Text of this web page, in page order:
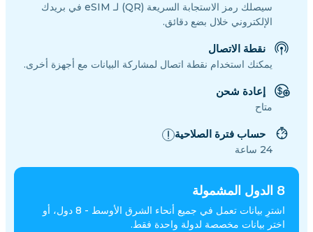
8 الدول المشمولة
اشترِ بيانات تعمل في جميع أنحاء الشرق الأوسط - 8 دول، أو
اختر بيانات مخصصة لدولة واحدة فقط.
سيصلك رمز الاستجابة السريعة (QR) لـ eSIM في بريدك
الإلكتروني خلال بضع دقائق.
نقطة الاتصال
يمكنك استخدام نقطة اتصال لمشاركة البيانات مع أجهزة أخرى.
إعادة شحن
متاح
حساب فترة الصلاحية
24 ساعة